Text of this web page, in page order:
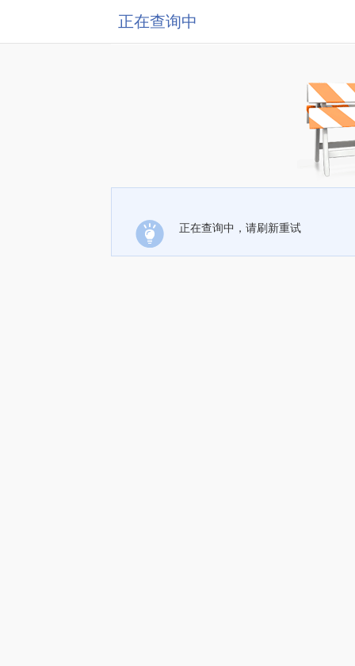
正在查询中
正在查询中，请刷新重试